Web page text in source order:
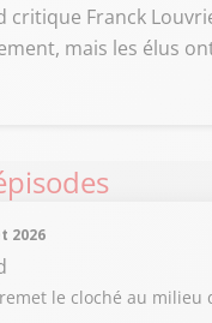
critique Franck
mais les élus
2026
le cloché au